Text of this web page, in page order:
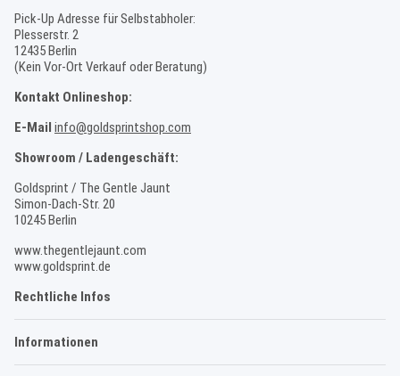
Pick-Up Adresse für Selbstabholer:
Plesserstr. 2
12435 Berlin
(Kein Vor-Ort Verkauf oder Beratung)
Kontakt Onlineshop:
E-Mail info@goldsprintshop.com
Showroom / Ladengeschäft:
Goldsprint / The Gentle Jaunt
Simon-Dach-Str. 20
10245 Berlin
www.thegentlejaunt.com
www.goldsprint.de
Rechtliche Infos
Informationen